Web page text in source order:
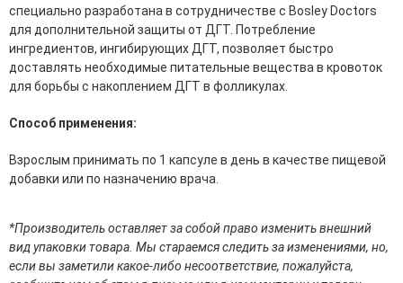
Средства для депиляции
Туалетная вода для тела
Уход для ног
Уход для рук
Наборы косметики для мужчин
Средства для бритья
Уход за мужскими волосами
Бренды
специально разработана в сотрудничестве с Bosley Doctors
для дополнительной защиты от ДГТ. Потребление
ингредиентов, ингибирующих ДГТ, позволяет быстро
доставлять необходимые питательные вещества в кровоток
для борьбы с накоплением ДГТ в фолликулах.
Способ применения:
Взрослым принимать по 1 капсуле в день в качестве пищевой
добавки или по назначению врача.
*Производитель оставляет за собой право изменить внешний
вид упаковки товара. Мы стараемся следить за изменениями, но,
если вы заметили какое-либо несоответствие, пожалуйста,